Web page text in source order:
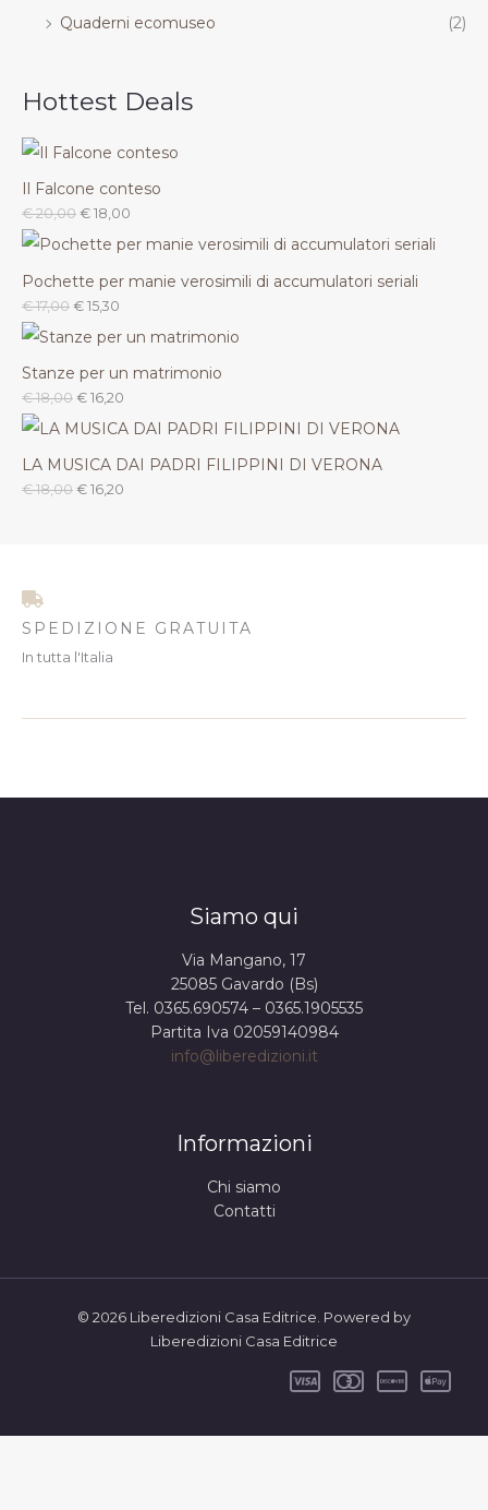
Quaderni ecomuseo
(2)
Hottest Deals
Il Falcone conteso
€20,00 € 18,00
Pochette per manie verosimili di accumulatori seriali
€17,00 € 15,30
Stanze per un matrimonio
€18,00 € 16,20
LA MUSICA DAI PADRI FILIPPINI DI VERONA
€18,00 € 16,20
SPEDIZIONE GRATUITA
In tutta l'Italia
Siamo qui
Via Mangano, 17
25085 Gavardo (Bs)
Tel. 0365.690574 – 0365.1905535
Partita Iva 02059140984
info@liberedizioni.it
Informazioni
Chi siamo
Contatti
© 2026 Liberedizioni Casa Editrice. Powered by
Liberedizioni Casa Editrice